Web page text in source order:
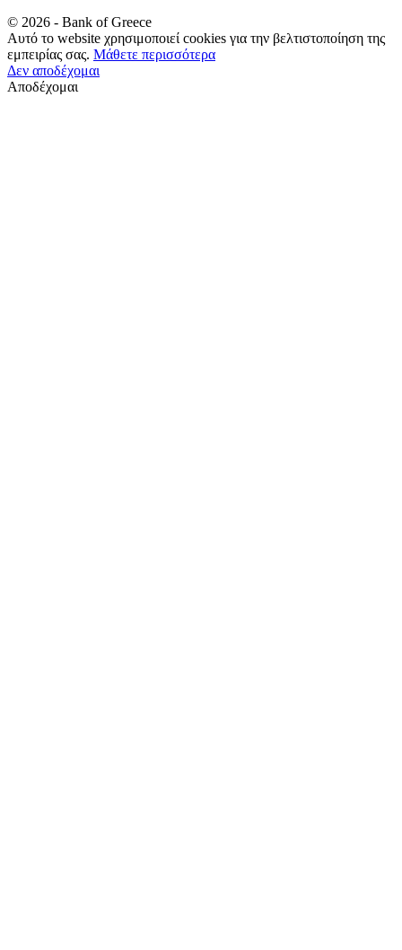
© 2026 - Bank of Greece
Αυτό το website χρησιμοποιεί cookies για την βελτιστοποίηση της
εμπειρίας σας. Μάθετε περισσότερα
Δεν αποδέχομαι
Αποδέχομαι